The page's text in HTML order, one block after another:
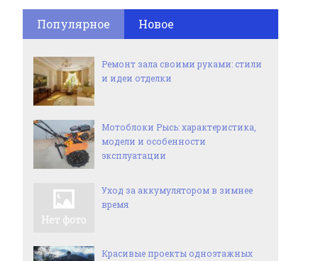
Популярное Новое
Ремонт зала своими руками: стили
и идеи отделки
Мотоблоки Рысь: характеристика,
модели и особенности
эксплуатации
Уход за аккумулятором в зимнее
время
Красивые проекты одноэтажных